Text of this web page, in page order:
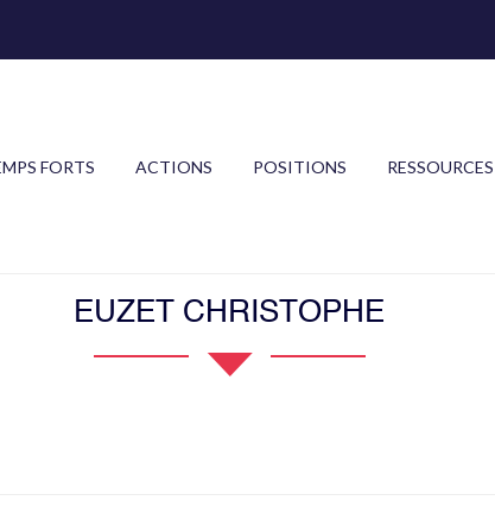
FORTS ACTIONS POSITIONS RESSOURCES
EUZET CHRISTOPHE